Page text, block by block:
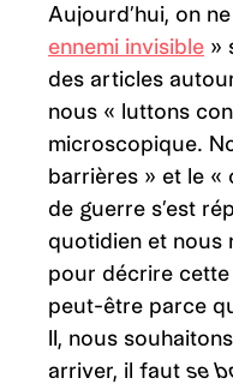
Aujourd’hui, on
ennemi invisible »
des articles
nous « luttons
microscopique.
barrières » et le «
de guerre s’est
quotidien et nous
pour décrire
peut-être parce
II, nous
arriver, il faut se